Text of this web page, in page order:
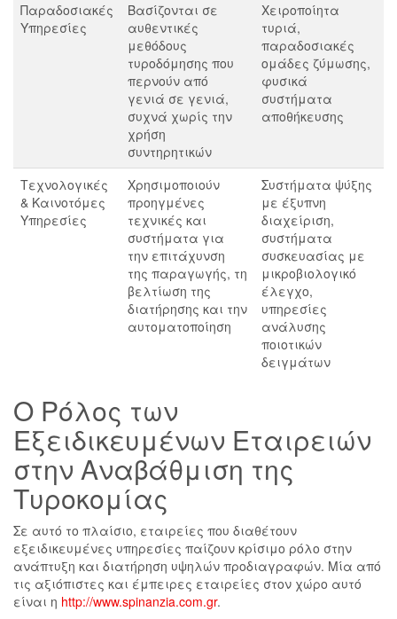
Παραδοσιακές
Υπηρεσίες
Βασίζονται σε
αυθεντικές
μεθόδους
τυροδόμησης που
περνούν από
γενιά σε γενιά,
συχνά χωρίς την
χρήση
συντηρητικών
Χειροποίητα
τυριά,
παραδοσιακές
ομάδες ζύμωσης,
φυσικά
συστήματα
αποθήκευσης
Τεχνολογικές
& Καινοτόμες
Υπηρεσίες
Χρησιμοποιούν
προηγμένες
τεχνικές και
συστήματα για
την επιτάχυνση
της παραγωγής, τη
βελτίωση της
διατήρησης και την
αυτοματοποίηση
Συστήματα ψύξης
με έξυπνη
διαχείριση,
συστήματα
συσκευασίας με
μικροβιολογικό
έλεγχο,
υπηρεσίες
ανάλυσης
ποιοτικών
δειγμάτων
Ο Ρόλος των
Εξειδικευμένων Εταιρειών
στην Αναβάθμιση της
Τυροκομίας
Σε αυτό το πλαίσιο, εταιρείες που διαθέτουν
εξειδικευμένες υπηρεσίες παίζουν κρίσιμο ρόλο στην
ανάπτυξη και διατήρηση υψηλών προδιαγραφών. Μία από
τις αξιόπιστες και έμπειρες εταιρείες στον χώρο αυτό
είναι η http://www.spinanzia.com.gr.